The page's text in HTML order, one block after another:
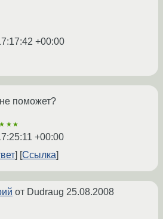
+00:00
поможет?
+00:00
Ссылка
от Dudraug 25.08.2008